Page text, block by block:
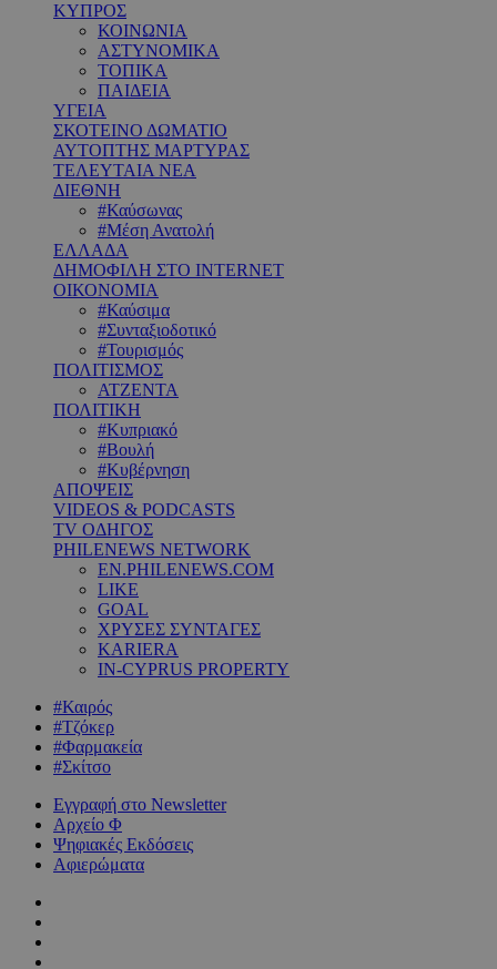
ΚΥΠΡΟΣ
ΚΟΙΝΩΝΙΑ
ΑΣΤΥΝΟΜΙΚΑ
ΤΟΠΙΚΑ
ΠΑΙΔΕΙΑ
ΥΓΕΙΑ
ΣΚΟΤΕΙΝΟ ΔΩΜΑΤΙΟ
ΑΥΤΟΠΤΗΣ ΜΑΡΤΥΡΑΣ
ΤΕΛΕΥΤΑΙΑ ΝΕΑ
ΔΙΕΘΝΗ
#Καύσωνας
#Μέση Ανατολή
ΕΛΛΑΔΑ
ΔΗΜΟΦΙΛΗ ΣΤΟ INTERNET
ΟΙΚΟΝΟΜΙΑ
#Καύσιμα
#Συνταξιοδοτικό
#Τουρισμός
ΠΟΛΙΤΙΣΜΟΣ
ΑΤΖΕΝΤΑ
ΠΟΛΙΤΙΚΗ
#Κυπριακό
#Βουλή
#Κυβέρνηση
ΑΠΟΨΕΙΣ
VIDEOS & PODCASTS
TV ΟΔΗΓΟΣ
PHILENEWS NETWORK
EN.PHILENEWS.COM
LIKE
GOAL
ΧΡΥΣΕΣ ΣΥΝΤΑΓΕΣ
KARIERA
IN-CYPRUS PROPERTY
#Καιρός
#Τζόκερ
#Φαρμακεία
#Σκίτσο
Εγγραφή στο Newsletter
Αρχείο Φ
Ψηφιακές Εκδόσεις
Αφιερώματα